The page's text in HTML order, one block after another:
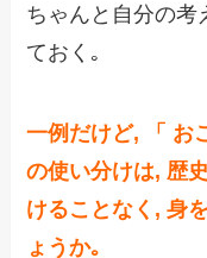
ちゃんと自分の考
ておく｡
一例だけど, 「 お
の使い分けは, 歴
けることなく, 身
ょうか｡